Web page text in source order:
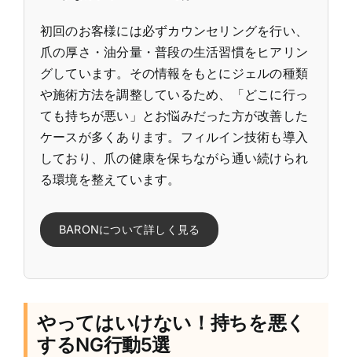
初回のお客様には必ずカウンセリングを行い、
爪の厚さ・油分量・普段の生活習慣をヒアリン
グしています。その情報をもとにジェルの種類
や施術方法を調整しているため、「どこに行っ
ても持ちが悪い」とお悩みだった方が改善した
ケースが多くあります。フィルイン技術も導入
しており、爪の健康を保ちながら通い続けられ
る環境を整えています。
BARONについて詳しく見る
やってはいけない！持ちを悪く
するNG行動5選